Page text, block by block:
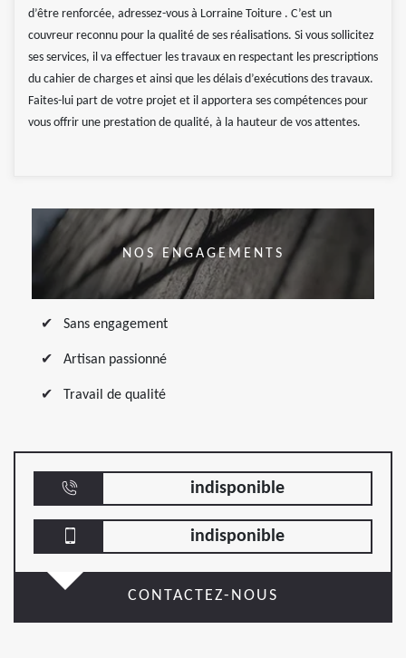
d’être renforcée, adressez-vous à Lorraine Toiture . C’est un
couvreur reconnu pour la qualité de ses réalisations. Si vous sollicitez
ses services, il va effectuer les travaux en respectant les prescriptions
du cahier de charges et ainsi que les délais d’exécutions des travaux.
Faites-lui part de votre projet et il apportera ses compétences pour
vous offrir une prestation de qualité, à la hauteur de vos attentes.
NOS ENGAGEMENTS
Sans engagement
Artisan passionné
Travail de qualité
indisponible
indisponible
CONTACTEZ-NOUS